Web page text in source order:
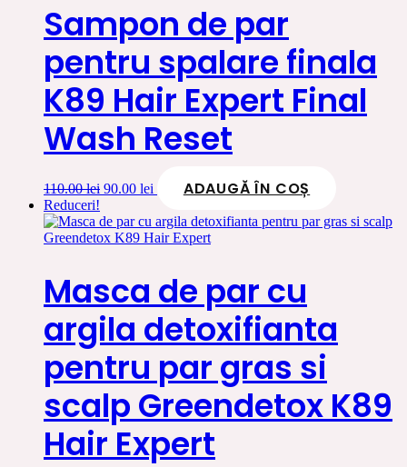
Sampon de par
pentru spalare finala
K89 Hair Expert Final
Wash Reset
110.00lei Prețul
a
fost:
90.00 lei Prețul
este:
90.00 lei.
ADAUGĂ ÎN COȘ
Reduceri!
Masca de par cu
argila detoxifianta
pentru par gras si
scalp Greendetox K89
Hair Expert